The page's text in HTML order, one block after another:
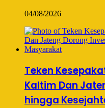
04/08/2026
Teken
Kaltim Dan
hingga